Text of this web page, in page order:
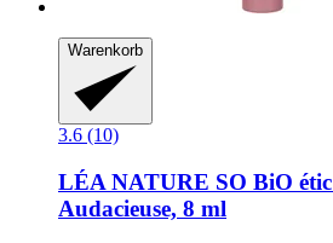
Warenkorb
3.6 (10)
LÉA NATURE SO BiO étic
Audacieuse, 8 ml